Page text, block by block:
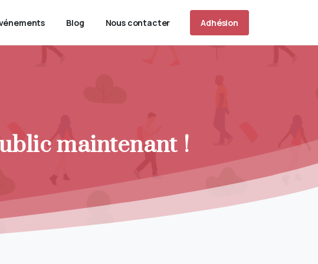
Blog Nous contacter Adhésion
maintenant !